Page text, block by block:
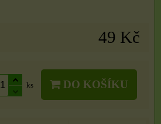
49 Kč
ks DO KOŠÍKU